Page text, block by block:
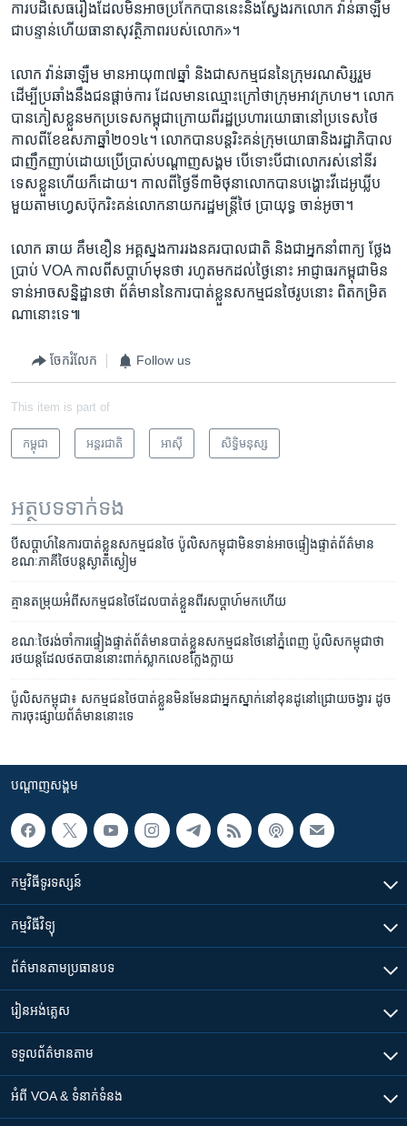
ការ​បដិសេធ​រឿង​ដែល​មិន​អាច​ប្រកែក​បាន​នេះ​និង​ស្វែង​រកលោក​ វ៉ាន់ឆាឡឺម​
ជា​បន្ទាន់​ហើយ​ធានា​សុវត្ថិភាព​របស់​លោក»។​
លោក វ៉ាន់ឆាឡឺម​ មាន​អាយុ​៣៧​ឆ្នាំ ​និង​ជា​សកម្មជន​នៃ​ក្រុម​រណសិរ្ស​រួម​
ដើម្បី​ប្រឆាំង​នឹង​ជន​ផ្តាច់ការ ​ដែល​មាន​ឈ្មោះ​ក្រៅ​ថា​ក្រុមអាវ​ក្រហម។ លោក​
បាន​ភៀស​ខ្លួន​មក​ប្រទេស​កម្ពុជា​ក្រោយ​ពី​រដ្ឋ​ប្រហារ​យោធា​នៅ​ប្រទេស​ថៃ​
កាល​ពី​ខែឧសភា​ឆ្នាំ​២០១៤។ លោក​បាន​បន្ត​រិះ​គន់​ក្រុម​យោធា​និង​រដ្ឋាភិបាល​
ជា​ញឹក​ញាប់​ដោយ​ប្រើប្រាស់​បណ្តាញ​សង្គម​ បើទោះ​បី​ជា​លោក​រស់​នៅ​នីរ
ទេស​ខ្លួន​ហើយ​ក៏ដោយ។ កាលពីថ្ងៃ​ទី៣​មិថុនា​លោក​បាន​បង្ហោះ​វីដេអូឃ្លីប​
មួយ​តាមហ្វេសប៊ុក​រិះគន់​លោក​នាយក​រដ្ឋមន្ត្រី​ថៃ​ ប្រាយុទ្ធ ចាន់អូចា។
លោក ​ឆាយ គឹម​ខឿន ​អគ្គស្នង​ការ​រង​នគរបាល​ជាតិ​ និង​ជា​អ្នក​នាំពាក្យ​ ថ្លែង​
ប្រាប់ ​VOA​ កាលពី​សប្តាហ៍​មុនថា ​រហូត​មក​ដល់​ថ្ងៃ​នោះ ​អាជ្ញាធរ​កម្ពុជា​មិន​
ទាន់​អាច​សន្និដ្ឋាន​ថា​ ព័ត៌មាន​នៃ​ការ​បាត់​ខ្លួន​សកម្មជន​ថៃ​រូប​នោះ ​ពិត​កម្រិត​
ណា​នោះ​ទេ៕
ចែករំលែក Follow us
This item is part of
កម្ពុជា អន្តរជាតិ អាស៊ី សិទ្ធិ​មនុស្ស
អត្ថបទ​ទាក់ទង
បី​សប្តាហ៍​នៃ​ការបាត់ខ្លួន​សកម្មជន​ថៃ ប៉ូលិស​កម្ពុជា​មិន​ទាន់​អាច​ផ្ទៀងផ្ទាត់​ព័ត៌មាន
ខណៈ​ភាគី​ថៃ​បន្ត​ស្ងាត់ស្ងៀម
គ្មាន​តម្រុយ​អំពី​សកម្មជន​ថៃ​ដែល​បាត់​ខ្លួន​ពីរ​សប្ដាហ៍​មក​ហើយ
ខណៈថៃ​រង់ចាំ​ការផ្ទៀងផ្ទាត់​ព័ត៌មាន​បាត់​ខ្លួន​សកម្មជន​ថៃ​នៅ​ភ្នំពេញ ប៉ូលិស​កម្ពុជា​ថា
រថយន្ត​ដែល​ថត​បាន​នោះ​ពាក់​ស្លាក​លេខ​ក្លែងក្លាយ
ប៉ូលិស​កម្ពុជា៖ សកម្មជន​ថៃ​បាត់​ខ្លួន​មិន​មែន​ជា​អ្នក​ស្នាក់​នៅ​ខុនដូ​នៅ​ជ្រោយ​ចង្វារ ដូច​
ការ​ចុះ​ផ្សាយ​ព័ត៌មាន​នោះ​ទេ
បណ្តាញ​សង្គម
កម្មវិធី​ទូរទស្សន៍
កម្មវិធី​វិទ្យុ
ព័ត៌មាន​តាមប្រធានបទ​
រៀន​​អង់គ្លេស
ទទួល​ព័ត៌មាន​តាម
អំពី​ VOA & ទំនាក់ទំនង